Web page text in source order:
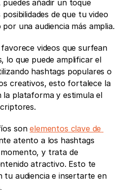
añadir un toque
de que tu video
una audiencia más amplia.
videos que surfean
lo que puede amplificar el
hashtags populares o
creativos, esto fortalece la
la plataforma y estimula el
son elementos clave de
atento a los hashtags
y trata de
atractivo. Esto te
tu audiencia e insertarte en